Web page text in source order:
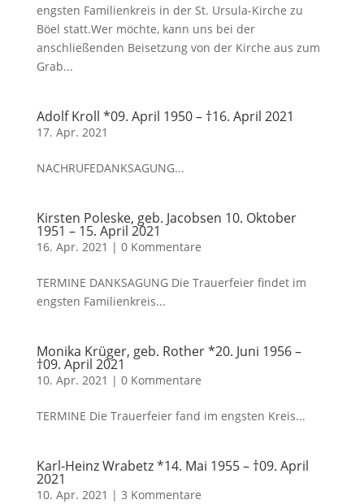
engsten Familienkreis in der St. Ursula-Kirche zu
Böel statt.Wer möchte, kann uns bei der
anschließenden Beisetzung von der Kirche aus zum
Grab...
Adolf Kroll *09. April 1950 – †16. April 2021
17. Apr. 2021
NACHRUFEDANKSAGUNG...
Kirsten Poleske, geb. Jacobsen 10. Oktober
1951 – 15. April 2021
16. Apr. 2021 | 0 Kommentare
TERMINE DANKSAGUNG Die Trauerfeier findet im
engsten Familienkreis...
Monika Krüger, geb. Rother *20. Juni 1956 –
†09. April 2021
10. Apr. 2021 | 0 Kommentare
TERMINE Die Trauerfeier fand im engsten Kreis...
Karl-Heinz Wrabetz *14. Mai 1955 – †09. April
2021
10. Apr. 2021 | 3 Kommentare